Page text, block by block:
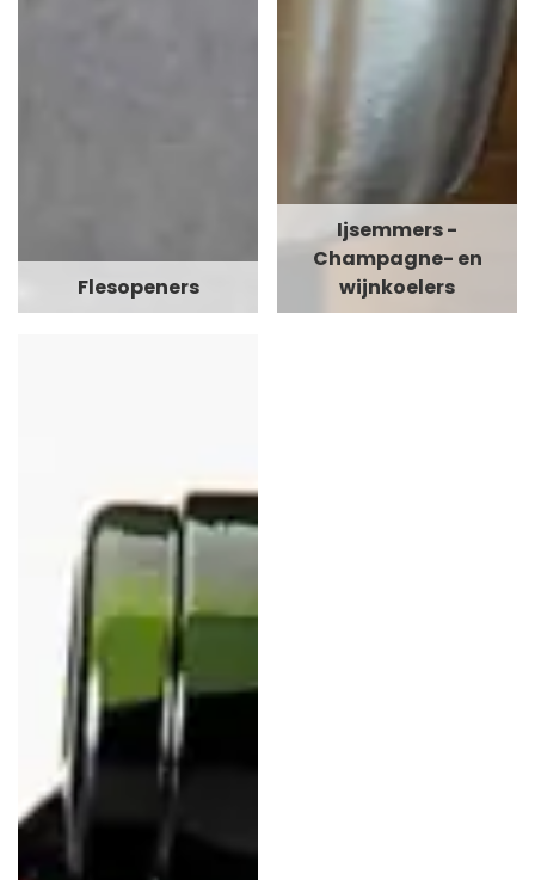
Flesopeners
Ijsemmers -
Champagne- en
wijnkoelers